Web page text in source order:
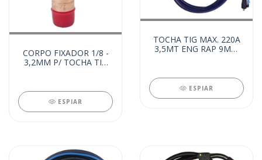
CORPO FIXADOR 1/8 -
3,2MM P/ TOCHA TIG
ESPIAR
TOCHA TIG MAX. 220A
3,5MT ENG RAP 9MM
ESPIAR